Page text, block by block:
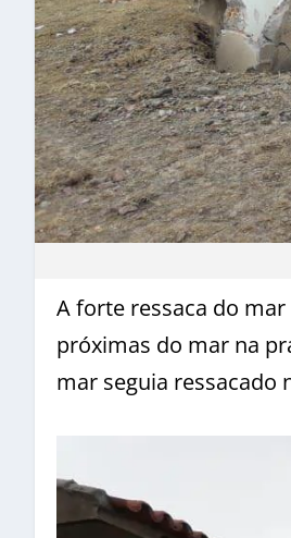
A forte ressaca do
próximas do mar na
mar seguia ressacado